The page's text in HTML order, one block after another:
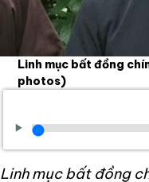
Linh mục bất đồng
photos)
Linh mục bất đồng